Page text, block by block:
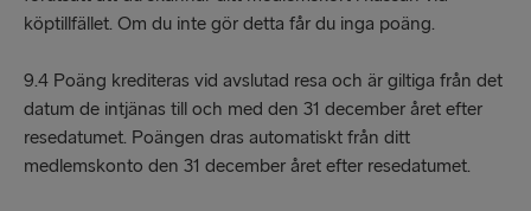
köptillfället. Om du inte gör detta får du inga poäng.
9.4 Poäng krediteras vid avslutad resa och är giltiga från det
datum de intjänas till och med den 31 december året efter
resedatumet. Poängen dras automatiskt från ditt
medlemskonto den 31 december året efter resedatumet.